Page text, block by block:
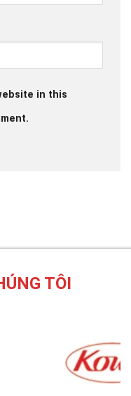
in this
TÔI